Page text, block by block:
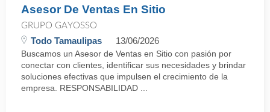
Asesor De Ventas En Sitio
GRUPO GAYOSSO
Todo Tamaulipas 13/06/2026
Buscamos un Asesor de Ventas en Sitio con pasión por
conectar con clientes, identificar sus necesidades y brindar
soluciones efectivas que impulsen el crecimiento de la
empresa. RESPONSABILIDAD ...